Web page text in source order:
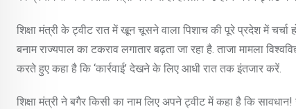
शिक्षा मंत्री के ट्वीट रात में खून चूसने वाला पिशाच की पूरे प्रदेश में
बनाम राज्यपाल का टकराव लगातार बढ़ता जा रहा है. ताजा मामला
करते हुए कहा है कि ‘कार्रवाई’ देखने के लिए आधी रात तक इंतजार करें.
शिक्षा मंत्री ने बगैर किसी का नाम लिए अपने ट्वीट में कहा है कि